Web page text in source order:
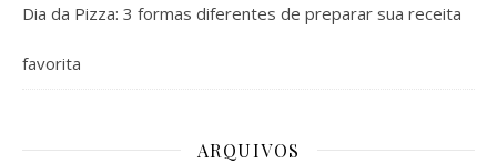
Dia da Pizza: 3 formas diferentes de preparar sua receita
favorita
ARQUIVOS